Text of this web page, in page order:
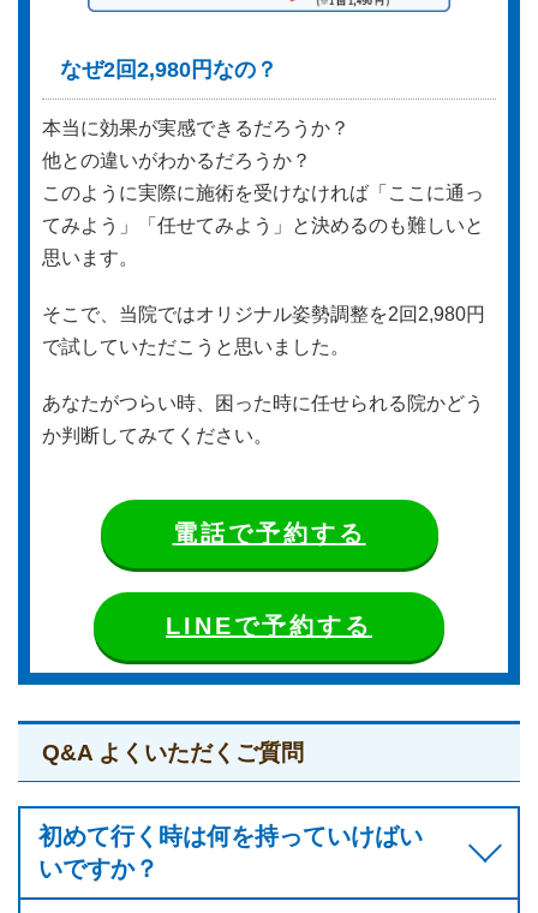
なぜ2回2,980円なの？
本当に効果が実感できるだろうか？
他との違いがわかるだろうか？
このように実際に施術を受けなければ「ここに通っ
てみよう」「任せてみよう」と決めるのも難しいと
思います。
そこで、当院ではオリジナル姿勢調整を2回2,980円
で試していただこうと思いました。
あなたがつらい時、困った時に任せられる院かどう
か判断してみてください。
電話で予約する
LINEで予約する
Q&A よくいただくご質問
初めて行く時は何を持っていけばい
いですか？